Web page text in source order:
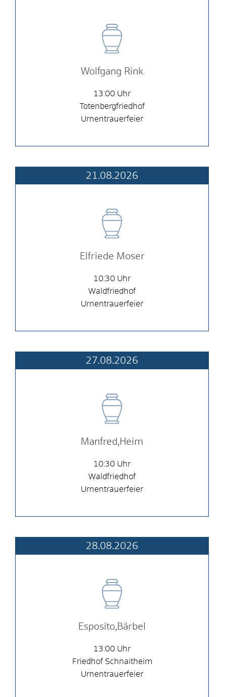
Wolfgang Rink
13:00
Totenbergfriedhof
Urnentrauerfeier
21.08.2026
Elfriede Moser
10:30
Waldfriedhof
Urnentrauerfeier
27.08.2026
Manfred,Heim
10:30
Waldfriedhof
Urnentrauerfeier
28.08.2026
Esposito,Bärbel
13:00
Friedhof Schnaitheim
Urnentrauerfeier